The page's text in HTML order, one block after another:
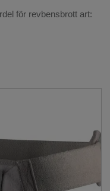
för revbensbrott art: